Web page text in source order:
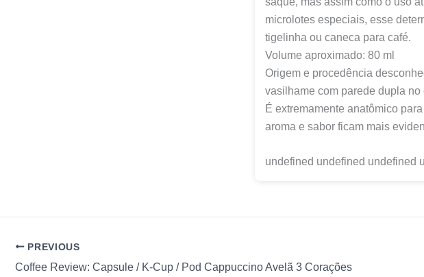
microlotes especiais, esse
tigelinha ou caneca para café.
Volume aproximado: 80 ml
Origem e procedência
vasilhame com parede dupla no
É extremamente anatômico
aroma e sabor ficam mais
undefined undefined undefined
PREVIOUS
Coffee Review: Capsule / K-Cup / Pod Cappuccino Avelã 3 Corações